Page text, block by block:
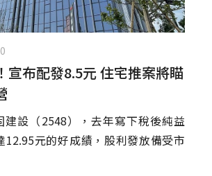
宣布配發8.5元 住宅推案將瞄
建設（2548），去年寫下稅後純益
12.95元的好成績，股利發放備受市